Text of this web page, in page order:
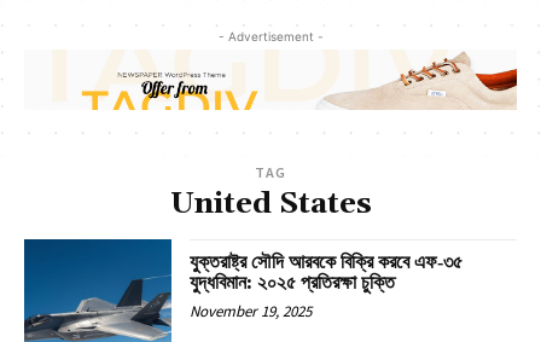
- Advertisement -
TAG
United States
যুক্তরাষ্ট্র সৌদি আরবকে বিক্রি করবে এফ‑৩৫
যুদ্ধবিমান: ২০২৫ প্রতিরক্ষা চুক্তি
November 19, 2025